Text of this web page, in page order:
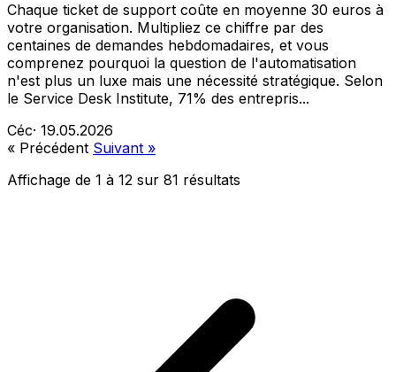
Chaque ticket de support coûte en moyenne 30 euros à
votre organisation. Multipliez ce chiffre par des
centaines de demandes hebdomadaires, et vous
comprenez pourquoi la question de l'automatisation
n'est plus un luxe mais une nécessité stratégique. Selon
le Service Desk Institute, 71% des entrepris...
Céc· 19.05.2026
« Précédent Suivant »
Affichage de 1 à 12 sur 81 résultats